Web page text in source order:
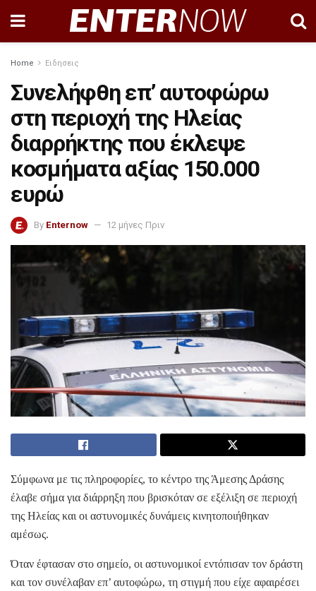
Home Ειδησεις
Συνελήφθη επ’ αυτοφώρω
στη περιοχή της Ηλείας
διαρρήκτης που έκλεψε
κοσμήματα αξίας 150.000
ευρώ
By Enternow 12 μήνες Πριν
Σύμφωνα με τις πληροφορίες, το κέντρο της Άμεσης Δράσης
έλαβε σήμα για διάρρηξη που βρισκόταν σε εξέλιξη σε περιοχή
της Ηλείας και οι αστυνομικές δυνάμεις κινητοποιήθηκαν
αμέσως.
Όταν έφτασαν στο σημείο, οι αστυνομικοί εντόπισαν τον δράστη
και τον συνέλαβαν επ’ αυτοφώρω, τη στιγμή που είχε αφαιρέσει